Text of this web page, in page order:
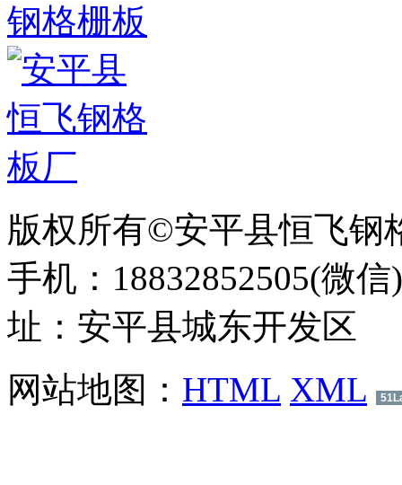
钢格栅板
版权所有©安平县恒飞钢
手机：18832852505(微
址：安平县城东开发区
网站地图： HTML XML